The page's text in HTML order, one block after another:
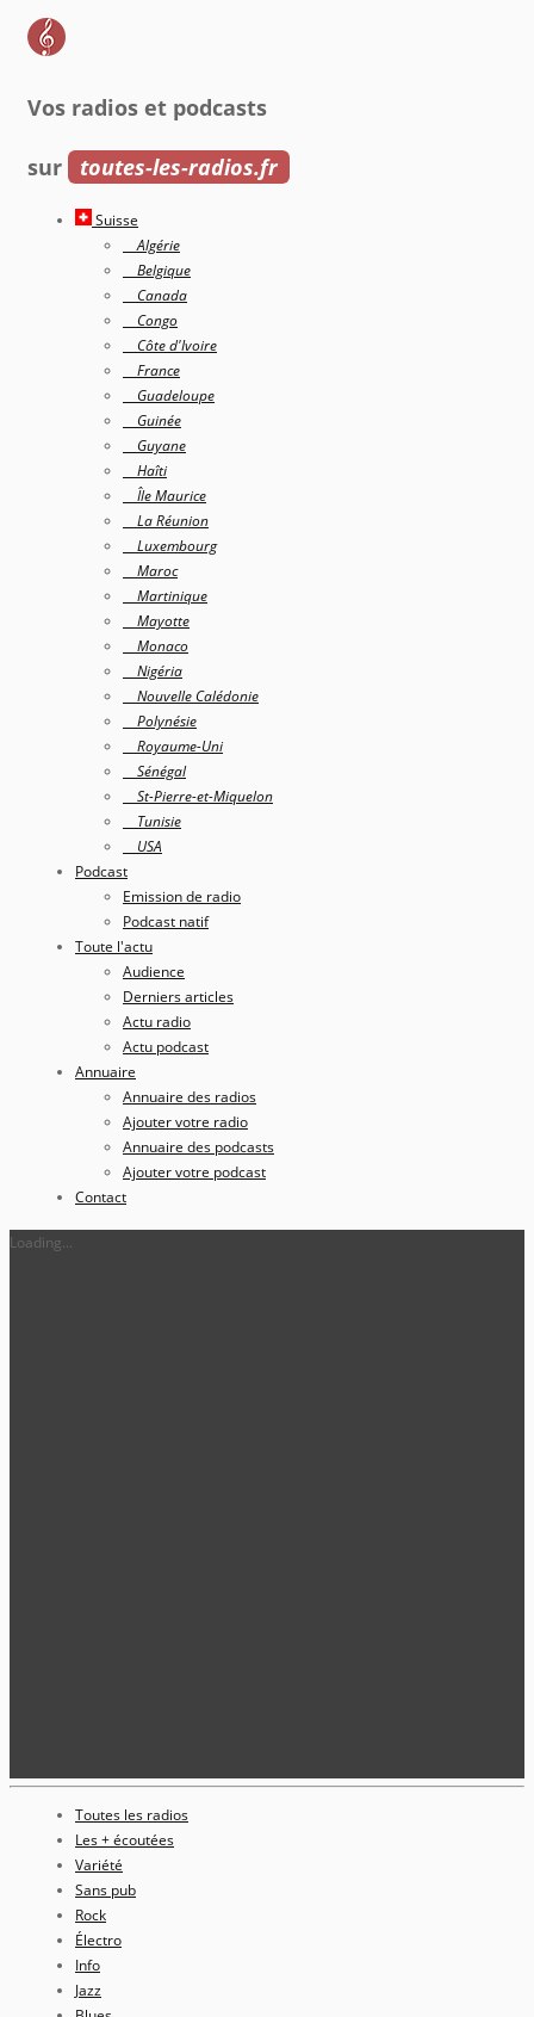
Vos radios et podcasts
sur toutes-les-radios.fr
Suisse
Algérie
Belgique
Canada
Congo
Côte d'Ivoire
France
Guadeloupe
Guinée
Guyane
Haîti
Île Maurice
La Réunion
Luxembourg
Maroc
Martinique
Mayotte
Monaco
Nigéria
Nouvelle Calédonie
Polynésie
Royaume-Uni
Sénégal
St-Pierre-et-Miquelon
Tunisie
USA
Podcast
Emission de radio
Podcast natif
Toute l'actu
Audience
Derniers articles
Actu radio
Actu podcast
Annuaire
Annuaire des radios
Ajouter votre radio
Annuaire des podcasts
Ajouter votre podcast
Contact
Loading...
Toutes les radios
Les + écoutées
Variété
Sans pub
Rock
Électro
Info
Jazz